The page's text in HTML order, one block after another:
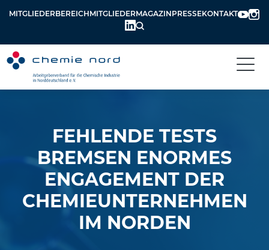
MITGLIEDERBEREICHMITGLIEDERMAGAZINPRESSEKONTAKT
FEHLENDE TESTS
BREMSEN ENORMES
ENGAGEMENT DER
CHEMIEUNTERNEHMEN
IM NORDEN